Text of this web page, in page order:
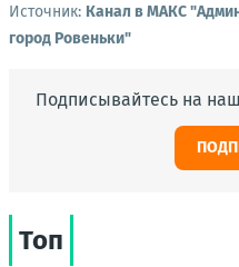
Источник: Канал в МАКС
город Ровеньки"
Подписывайтесь на
Топ